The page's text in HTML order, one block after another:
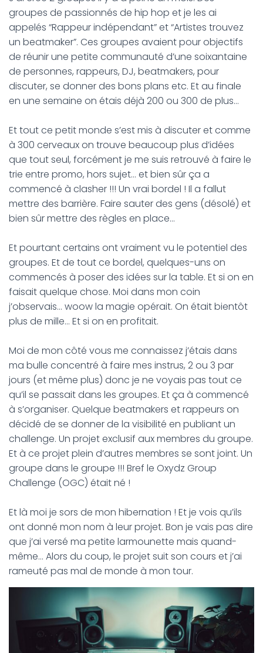
groupes de passionnés de hip hop et je les ai
appelés “Rappeur indépendant” et “Artistes trouvez
un beatmaker”. Ces groupes avaient pour objectifs
de réunir une petite communauté d’une soixantaine
de personnes, rappeurs, DJ, beatmakers, pour
discuter, se donner des bons plans etc. Et au finale
en une semaine on étais déjà 200 ou 300 de plus…
Et tout ce petit monde s’est mis à discuter et comme
à 300 cerveaux on trouve beaucoup plus d’idées
que tout seul, forcément je me suis retrouvé à faire le
trie entre promo, hors sujet… et bien sûr ça a
commencé à clasher !!! Un vrai bordel ! Il a fallut
mettre des barrière. Faire sauter des gens (désolé) et
bien sûr mettre des règles en place…
Et pourtant certains ont vraiment vu le potentiel des
groupes. Et de tout ce bordel, quelques-uns on
commencés à poser des idées sur la table. Et si on en
faisait quelque chose. Moi dans mon coin
j’observais… woow la magie opérait. On était bientôt
plus de mille… Et si on en profitait.
Moi de mon côté vous me connaissez j’étais dans
ma bulle concentré à faire mes instrus, 2 ou 3 par
jours (et même plus) donc je ne voyais pas tout ce
qu’il se passait dans les groupes. Et ça à commencé
à s’organiser. Quelque beatmakers et rappeurs on
décidé de se donner de la visibilité en publiant un
challenge. Un projet exclusif aux membres du groupe.
Et à ce projet plein d’autres membres se sont joint. Un
groupe dans le groupe !!! Bref le Oxydz Group
Challenge (OGC) était né !
Et là moi je sors de mon hibernation ! Et je vois qu’ils
ont donné mon nom à leur projet. Bon je vais pas dire
que j’ai versé ma petite larmounette mais quand-
même… Alors du coup, le projet suit son cours et j’ai
rameuté pas mal de monde à mon tour.